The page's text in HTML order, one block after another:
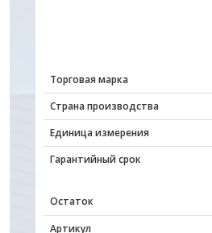
Торговая марка
Страна производства
Единица измерения
Гарантийный срок
Остаток
Артикул